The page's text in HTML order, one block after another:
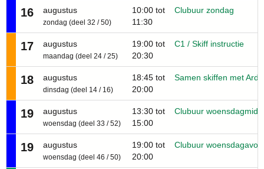
16 augustus
zondag (deel 32 / 50)
10:00 tot
11:30
Clubuur zondag
17 augustus
maandag (deel 24 / 25)
19:00 tot
20:30
C1 / Skiff instructie
18 augustus
dinsdag (deel 14 / 16)
18:45 tot
20:00
Samen skiffen met Ard
19 augustus
woensdag (deel 33 / 52)
13:30 tot
15:00
Clubuur
19 augustus
woensdag (deel 46 / 50)
19:00 tot
20:00
Clubuur